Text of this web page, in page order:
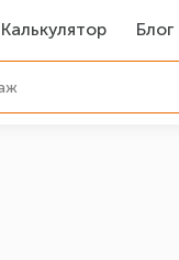
Калькулятор Блог